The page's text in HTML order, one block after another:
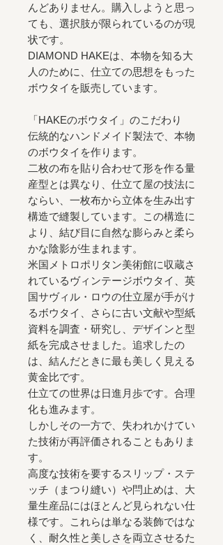
んどありません。購入しようと思っ
ても、選択肢が限られているのが現
状です。
DIAMOND HAKEは、本物を知る大
人のために、仕立ての思想をもった
ボウタイを販売しています。
「HAKEのボウタイ」のこだわり
伝統的なハンドメイド製法で、本物
のボウタイを作ります。
二枚の布を貼り合わせて形を作る量
産型とは異なり、仕立て屋の技法に
ならい、一枚布から立体を生み出す
構造で縫製しています。この構造に
より、結び目に自然な膨らみと柔ら
かな陰影が生まれます。
米国メトロポリタン美術館に収蔵さ
れているヴィンテージボウタイ、英
国サヴィル・ロウの仕立屋が手がけ
るボウタイ、さらに古い文献や型紙
資料を調査・研究し、デザインと型
紙を完成させました。追求したの
は、結んだときに最も美しく見える
黄金比です。
仕立ての世界は日進月歩です。合理
化も進みます。
しかしその一方で、失われかけてい
た技術が再評価されることもありま
す。
高度な技術を要するスリップ・ステ
ッチ（まつり縫い）や閂止めは、大
量生産品にはほとんど見られない仕
様です。これらは単なる装飾ではな
く、耐久性と美しさを両立させるた